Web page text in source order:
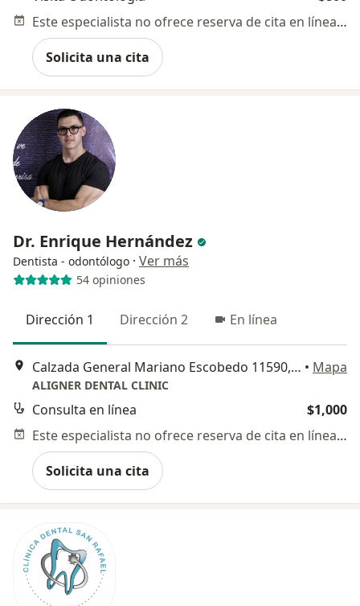
Este especialista no ofrece reserva de cita en línea en esta dirección.
Solicita una cita
Dr. Enrique Hernández
Dentista - odontólogo · Ver más
54 opiniones
Dirección 1 Dirección 2 En línea
Calzada General Mariano Escobedo 11590, Ciudad de México • Mapa
ALIGNER DENTAL CLINIC
Consulta en línea
$1,000
Este especialista no ofrece reserva de cita en línea en esta dirección.
Solicita una cita